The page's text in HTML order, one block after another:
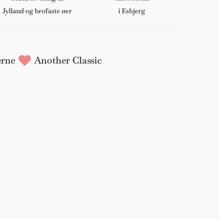
Jylland og brofaste øer
i Esbjerg
Another Classic